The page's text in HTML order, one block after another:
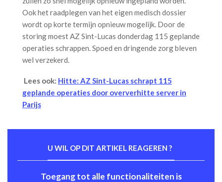
Ook het raadplegen van het eigen medisch dossier
wordt op korte termijn opnieuw mogelijk. Door de
storing moest AZ Sint-Lucas donderdag 115 geplande
operaties schrappen. Spoed en dringende zorg bleven
wel verzekerd.
Lees ook: Hitte: AZ Sint-Lucas schrapt 115
geplande operaties door oververhitte server in
Parijs
U WIL OP DIT ARTIKEL REAGEREN ?
Toegang tot alle functionaliteiten is